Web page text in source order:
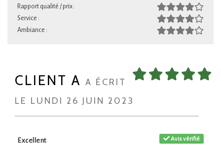
Rapport qualité / prix :
Service :
Ambiance :
CLIENT A A ÉCRIT
LE LUNDI 26 JUIN 2023
Avis vérifié
Excellent